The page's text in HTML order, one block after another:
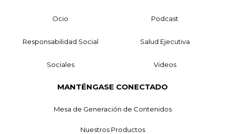
Ocio Podcast
Responsabilidad Social Salud Ejecutiva
Sociales Videos
MANTÉNGASE CONECTADO
Mesa de Generación de Contenidos
Nuestros Productos